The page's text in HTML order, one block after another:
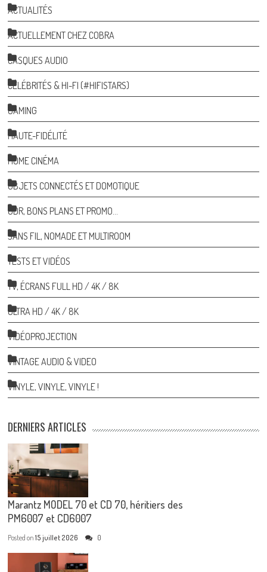
ACTUALITÉS
ACTUELLEMENT CHEZ COBRA
CASQUES AUDIO
CÉLÉBRITÉS & HI-FI (#HIFISTARS)
GAMING
HAUTE-FIDÉLITÉ
HOME CINÉMA
OBJETS CONNECTÉS ET DOMOTIQUE
ODR, BONS PLANS ET PROMO…
SANS FIL, NOMADE ET MULTIROOM
TESTS ET VIDÉOS
TV, ÉCRANS FULL HD / 4K / 8K
ULTRA HD / 4K / 8K
VIDÉOPROJECTION
VINTAGE AUDIO & VIDEO
VINYLE, VINYLE, VINYLE !
DERNIERS ARTICLES
Marantz MODEL 70 et CD 70, héritiers des
PM6007 et CD6007
Posted on15 juillet 2026 0